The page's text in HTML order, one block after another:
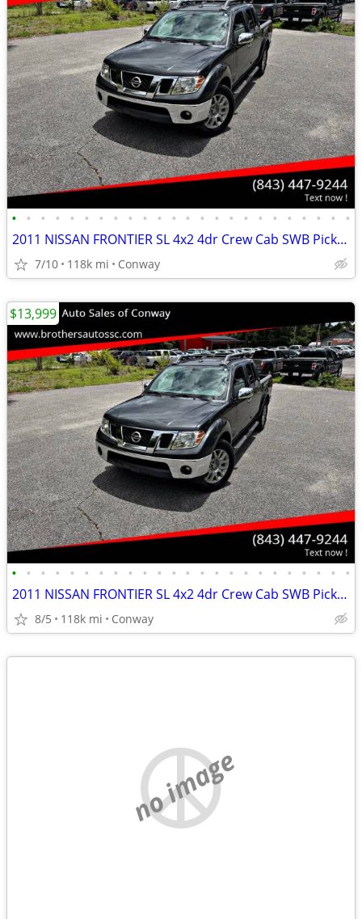
• • • • • • • • • • • • • • • • • • • • • • • •
2011 NISSAN FRONTIER SL 4x2 4dr Crew Cab SWB Pickup 5A stock 13756
7/10 118k mi Conway
• • • • • • • • • • • • • • • • • • • • • • • •
2011 NISSAN FRONTIER SL 4x2 4dr Crew Cab SWB Pickup 5A stock 13756
8/5 118k mi Conway
$13,999
no image